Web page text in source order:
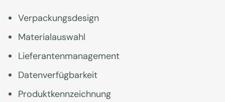
Verpackungsdesign
Materialauswahl
Lieferantenmanagement
Datenverfügbarkeit
Produktkennzeichnung